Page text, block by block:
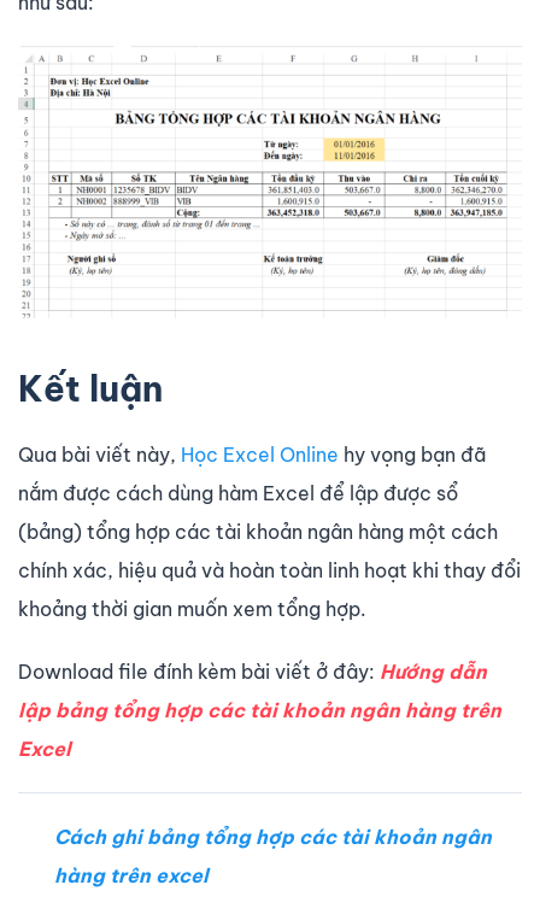
Kết luận
Qua bài viết này, Học Excel Online hy vọng bạn đã
nắm được cách dùng hàm Excel để lập được sổ
(bảng) tổng hợp các tài khoản ngân hàng một cách
chính xác, hiệu quả và hoàn toàn linh hoạt khi thay đổi
khoảng thời gian muốn xem tổng hợp.
Download file đính kèm bài viết ở đây: Hướng dẫn
lập bảng tổng hợp các tài khoản ngân hàng trên
Excel
Cách ghi bảng tổng hợp các tài khoản ngân
hàng trên excel